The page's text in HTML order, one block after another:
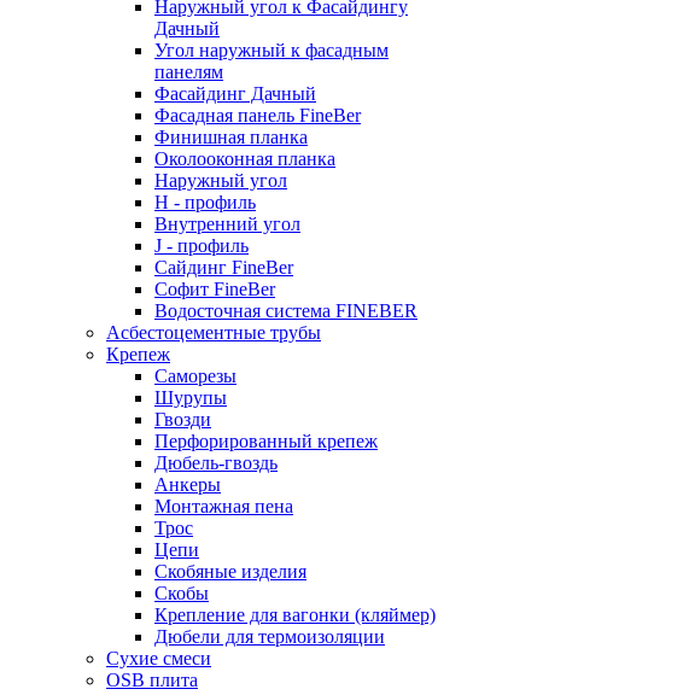
Наружный угол к Фасайдингу
Дачный
Угол наружный к фасадным
панелям
Фасайдинг Дачный
Фасадная панель FineBer
Финишная планка
Околооконная планка
Наружный угол
H - профиль
Внутренний угол
J - профиль
Сайдинг FineBer
Софит FineBer
Водосточная система FINEBER
Асбестоцементные трубы
Крепеж
Саморезы
Шурупы
Гвозди
Перфорированный крепеж
Дюбель-гвоздь
Анкеры
Монтажная пена
Трос
Цепи
Скобяные изделия
Скобы
Крепление для вагонки (кляймер)
Дюбели для термоизоляции
Сухие смеси
OSB плита